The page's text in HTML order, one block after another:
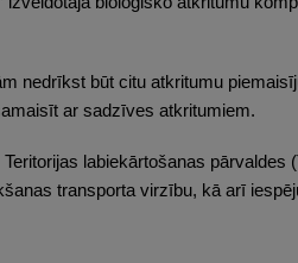
nedrīkst būt citu atkritumu
ar sadzīves atkritumiem.
labiekārtošanas pārvaldes
transporta virzību, kā arī